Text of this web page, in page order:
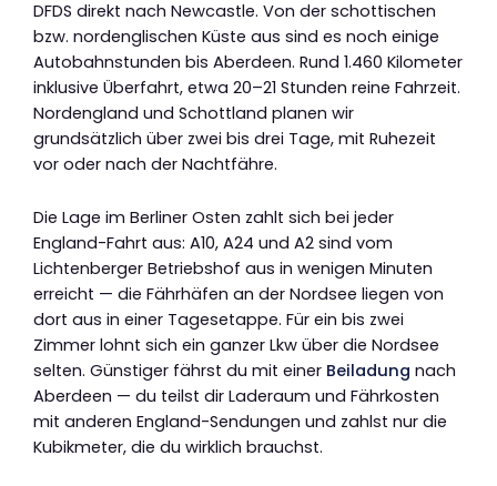
DFDS direkt nach Newcastle. Von der schottischen
bzw. nordenglischen Küste aus sind es noch einige
Autobahnstunden bis Aberdeen. Rund 1.460 Kilometer
inklusive Überfahrt, etwa 20–21 Stunden reine Fahrzeit.
Nordengland und Schottland planen wir
grundsätzlich über zwei bis drei Tage, mit Ruhezeit
vor oder nach der Nachtfähre.
Die Lage im Berliner Osten zahlt sich bei jeder
England-Fahrt aus: A10, A24 und A2 sind vom
Lichtenberger Betriebshof aus in wenigen Minuten
erreicht — die Fährhäfen an der Nordsee liegen von
dort aus in einer Tagesetappe. Für ein bis zwei
Zimmer lohnt sich ein ganzer Lkw über die Nordsee
selten. Günstiger fährst du mit einer Beiladung nach
Aberdeen — du teilst dir Laderaum und Fährkosten
mit anderen England-Sendungen und zahlst nur die
Kubikmeter, die du wirklich brauchst.